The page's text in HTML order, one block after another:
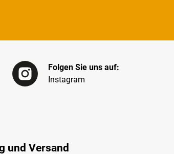
Folgen Sie uns auf:
Instagram
und Versand